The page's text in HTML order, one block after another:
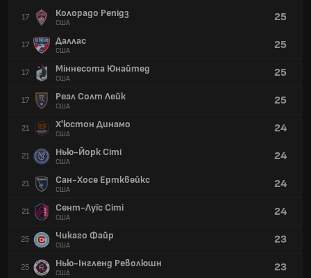
17 Колорадо Репідз
США 25
17 Даллас
США 25
17 Міннесота Юнайтед
США 25
17 Реал Солт Лейк
США 25
21 Х'юстон Динамо
США 24
21 Нью-Йорк Сіті
США 24
21 Сан-Хосе Ертквейкс
США 24
21 Сент-Луїс Сіті
США 24
25 Чикаго Файр
США 23
25 Нью-Інгленд Революшн
США 23